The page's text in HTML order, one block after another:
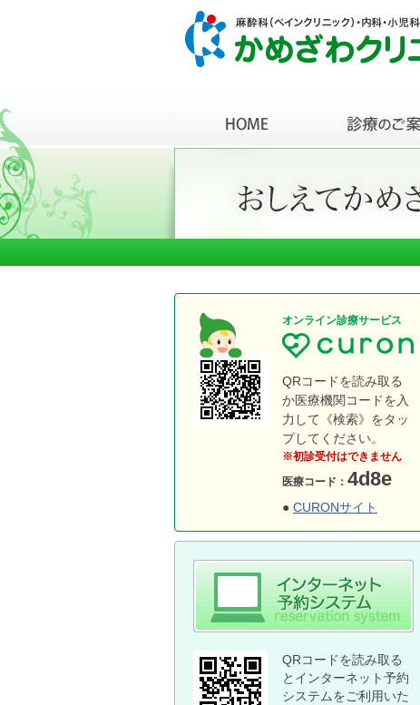
オンライン診療サービス
QRコードを読み取る
か医療機関コードを入
力して《検索》をタッ
プしてください。
※初診受付はできません
医療コード： 4d8e
● CURONサイト
QRコードを読み取る
とインターネット予約
システムをご利用いた